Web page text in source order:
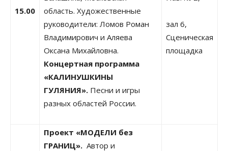
15.00
область. Художественные
руководители: Ломов Роман
Владимирович и Аляева
Оксана Михайловна.
Концертная программа
«КАЛИНУШКИНЫ
ГУЛЯНИЯ». Песни и игры
разных областей России.
зал 6,
Сценическая
площадка
Проект «МОДЕЛИ без
ГРАНИЦ». Автор и